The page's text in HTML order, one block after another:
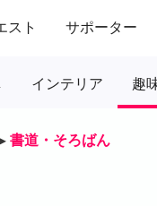
スト サポーター
インテリア 趣
▸ 書道・そろばん